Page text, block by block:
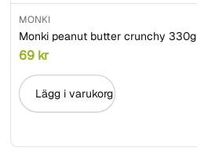
MONKI
Monki peanut butter crunchy 330g
69 kr
Lägg i varukorg